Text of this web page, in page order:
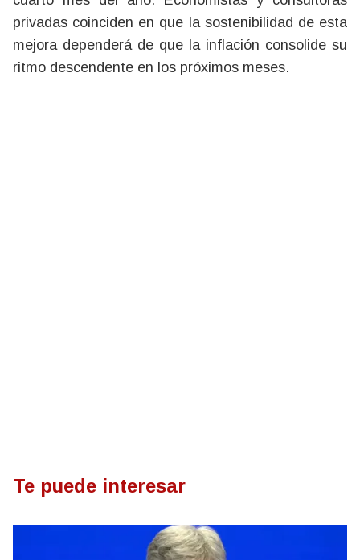
privadas coinciden en que la sostenibilidad de esta
mejora dependerá de que la inflación consolide su
ritmo descendente en los próximos meses.
Te puede interesar